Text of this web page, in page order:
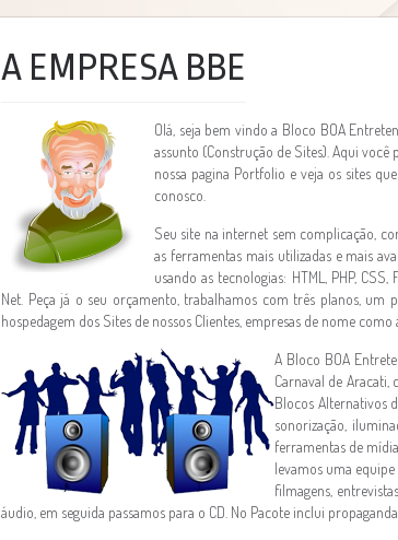
A EMPRESA BBE
Olá, seja bem vindo a Bloco BOA
assunto (Construção de Sites). Aqui
nossa pagina Portfolio e veja os sites
conosco.
Seu site na internet sem complicação,
as ferramentas mais utilizadas e mais
usando as tecnologias: HTML, PHP,
Net. Peça já o seu orçamento, trabalhamos com três planos, um
hospedagem dos Sites de nossos Clientes, empresas de nome como
A Bloco BOA
Carnaval de
Blocos Alternativos
sonorização,
ferramentas de
levamos uma
filmagens,
áudio, em seguida passamos para o CD. No Pacote inclui